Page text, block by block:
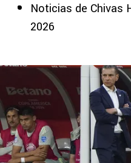
Noticias de Chivas
2026